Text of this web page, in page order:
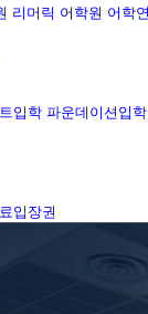
리머릭 어학원 어학
입학 파운데이션입학
입장권